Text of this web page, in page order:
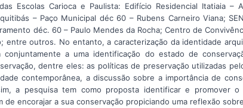
Escolas Carioca e Paulista: Edifício Residencial Itatiaia –
– Paço Municipal déc 60 – Rubens Carneiro Viana;
déc. 60 – Paulo Mendes da Rocha; Centro de
entre outros. No entanto, a caracterização da identidade
a uma identificação do estado de
dentre eles: as políticas de preservação utilizadas
contemporânea, a discussão sobre a importância de
a pesquisa tem como proposta identificar e promover
de encorajar a sua conservação propiciando uma reflexão